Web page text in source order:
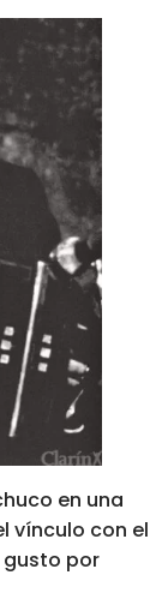
en una
vínculo con el
gusto por